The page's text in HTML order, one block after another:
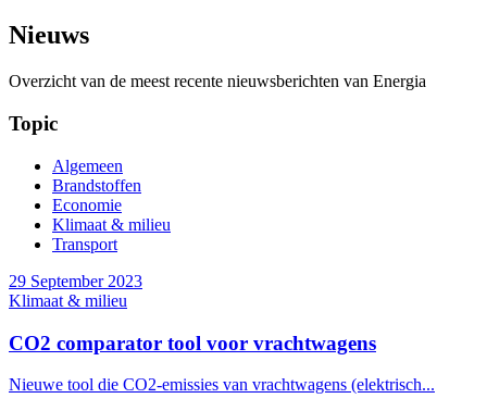
Nieuws
Overzicht van de meest recente nieuwsberichten van Energia
Topic
Algemeen
Brandstoffen
Economie
Klimaat & milieu
Transport
29 September 2023
Klimaat & milieu
CO2 comparator tool voor vrachtwagens
Nieuwe tool die CO2-emissies van vrachtwagens (elektrisch...